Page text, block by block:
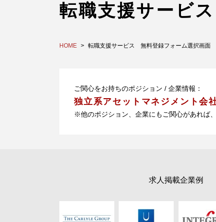
転職支援サービ
HOME 転職支援サービス 無料登録フォーム選択画面
ご関心をお持ちのポジション / 企業情報：
独立系アセットマネジメント会
※他のポジション、企業にもご関心があれば
求人掲載企業例